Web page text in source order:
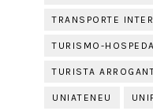
TRANSPORTE
TURISMO-
TURISTA
UNIATENEU